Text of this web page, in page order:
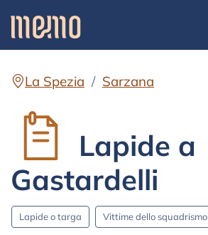
La Spezia Sarzana
Lapide a
Gastardelli
Lapide o targa Vittime dello squadrismo